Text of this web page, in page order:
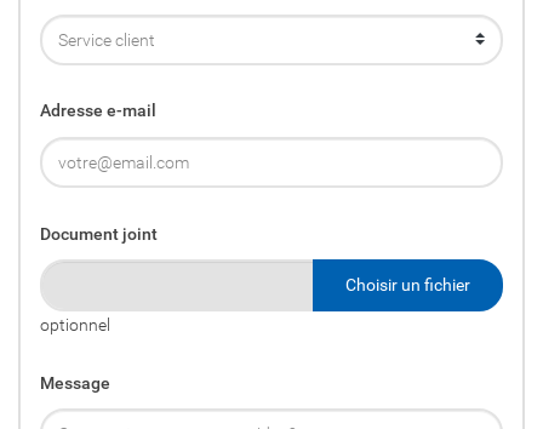
Adresse e-mail
Document joint
Choisir un fichier
optionnel
Message